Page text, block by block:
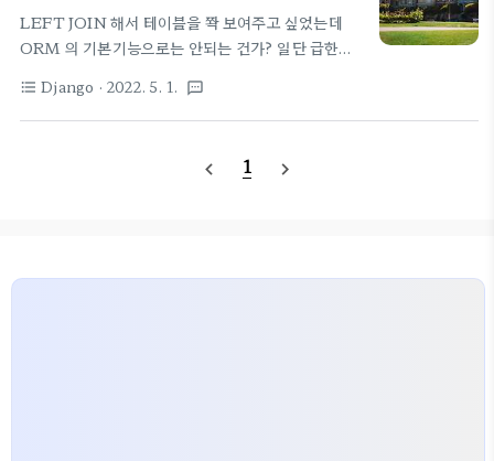
LEFT JOIN 해서 테이블을 쫙 보여주고 싶었는데
ORM 의 기본기능으로는 안되는 건가? 일단 급한대
보자. item_list = Parts.objects.raw(
"SELECT devices_parts.*,
devices_parts \ LEFT JOIN
str(line_pk) + " ORDER BY
format_list_bulleted Django · 2022. 5. 1. textsms
navigate_before 1 navigate_next